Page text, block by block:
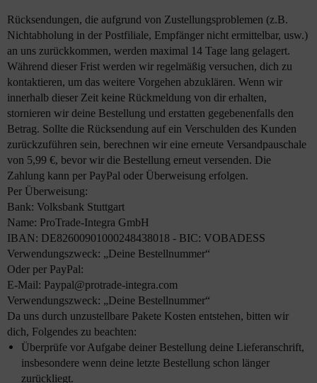
Rücksendungen, die aufgrund von Zustellungsproblemen (z.B.
Nichtabholung in der Postfiliale, Empfänger nicht ermittelbar, usw.)
an uns zurückkommen, werden maximal 14 Tage lang gelagert.
Während dieser Frist werden wir regelmäßig versuchen, dich zu
kontaktieren, um das weitere Vorgehen abzuklären. Wenn wir
innerhalb dieser Zeit keine Rückmeldung von dir erhalten,
stornieren wir deine Bestellung und erstatten gegebenenfalls den
Betrag. Sollte die Rücksendung auf ein Verschulden des Kunden
zurückzuführen sein, berechnen wir eine erneute Versandpauschale
von 5,99 €, bevor wir die Bestellung erneut versenden. Die
Zahlung kann per PayPal oder Überweisung erfolgen.
Per Überweisung:
Bank: Volksbank Stuttgart
Name: ProTrade-Integra GmbH
IBAN: DE82600901000248438018 - BIC: VOBADESS
Verwendungszweck: „Deine Bestellnummer“
Oder per PayPal:
E-Mail: Paypal@protrade-integra.com
Verwendungszweck: „Deine Bestellnummer“
Da uns durch unzustellbare Pakete Kosten entstehen, bitten wir
dich, Folgendes zu beachten:
Überprüfe vor Aufgabe deiner Bestellung deine Lieferanschrift,
insbesondere wenn deine letzte Bestellung schon länger
zurückliegt.